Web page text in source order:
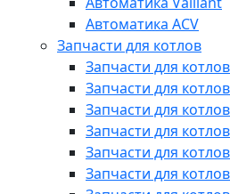
Автоматика ACV
Запчасти для котлов
Запчасти для
Запчасти для
Запчасти для
Запчасти для
Запчасти для
Запчасти для